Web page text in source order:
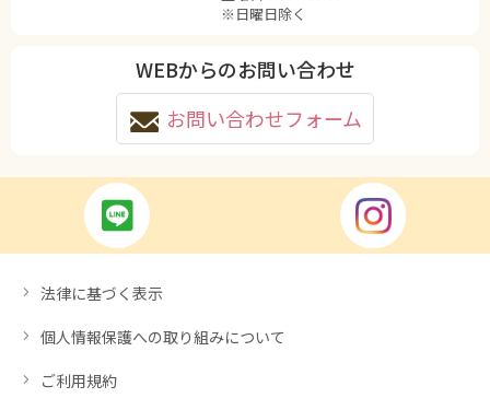
※日曜日除く
WEBからのお問い合わせ
お問い合わせフォーム
法律に基づく表示
個人情報保護への取り組みについて
ご利用規約